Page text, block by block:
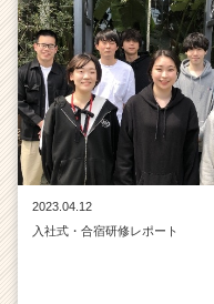
2023.04.12
入社式・合宿研修レポート